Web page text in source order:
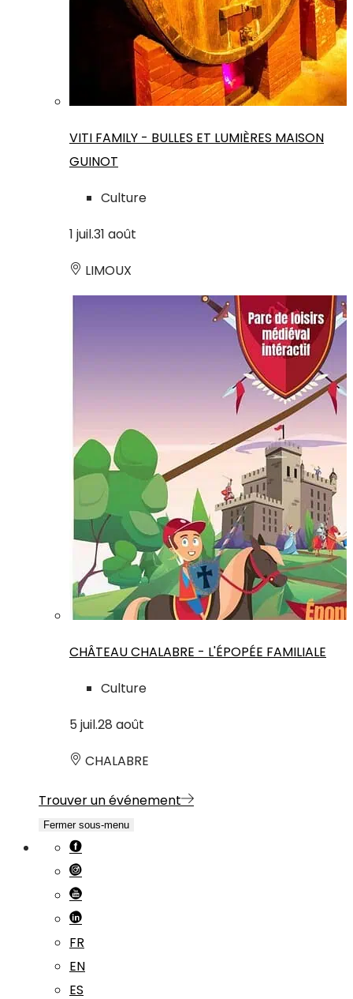
VITI FAMILY - BULLES ET LUMIÈRES MAISON
GUINOT
Culture
1 juil.31 août
LIMOUX
CHÂTEAU CHALABRE - L'ÉPOPÉE FAMILIALE
Culture
5 juil.28 août
CHALABRE
Trouver un événement
Fermer sous-menu
FR
EN
ES